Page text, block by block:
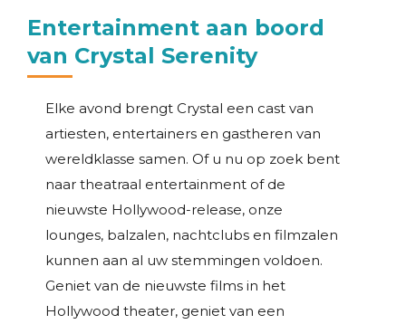
Entertainment aan boord
van Crystal Serenity
Elke avond brengt Crystal een cast van
artiesten, entertainers en gastheren van
wereldklasse samen. Of u nu op zoek bent
naar theatraal entertainment of de
nieuwste Hollywood-release, onze
lounges, balzalen, nachtclubs en filmzalen
kunnen aan al uw stemmingen voldoen.
Geniet van de nieuwste films in het
Hollywood theater, geniet van een